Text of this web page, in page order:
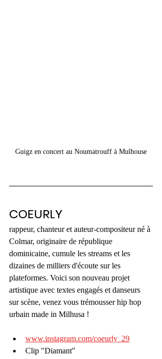
Guigz en concert au Noumatrouff à Mulhouse
COEURLY
rappeur, chanteur et auteur-compositeur né à
Colmar, originaire de république
dominicaine, cumule les streams et les
dizaines de milliers d'écoute sur les
plateformes. Voici son nouveau projet
artistique avec textes engagés et danseurs
sur scène, venez vous trémousser hip hop
urbain made in Milhusa !
www.instagram.com/coeurly_29
Clip "Diamant"